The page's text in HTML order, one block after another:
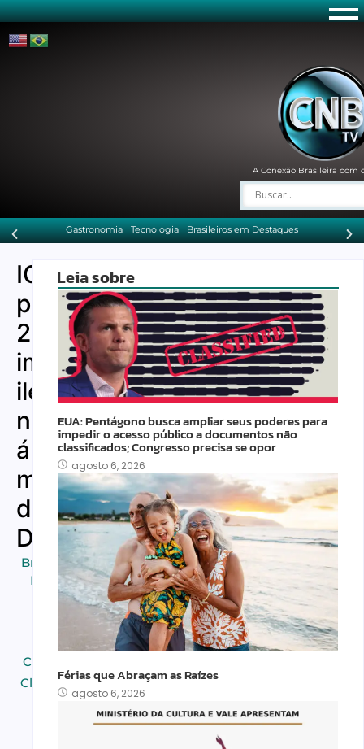
A Conexão Brasileira com
Gastronomia Tecnologia Brasileiros em Destaques
ICE
prende
243
imigrantes
ilegais
na
área
metropolitana
de
Denver
Brasileiros em
Destaques,
Breaking
Classificados
Clima
, Cultura,
DIREITO
Economia,
Leia sobre
EUA: Pentágono busca ampliar seus poderes para
impedir o acesso público a documentos não
classificados; Congresso precisa se opor
agosto 6, 2026
Férias que Abraçam as Raízes
agosto 6, 2026